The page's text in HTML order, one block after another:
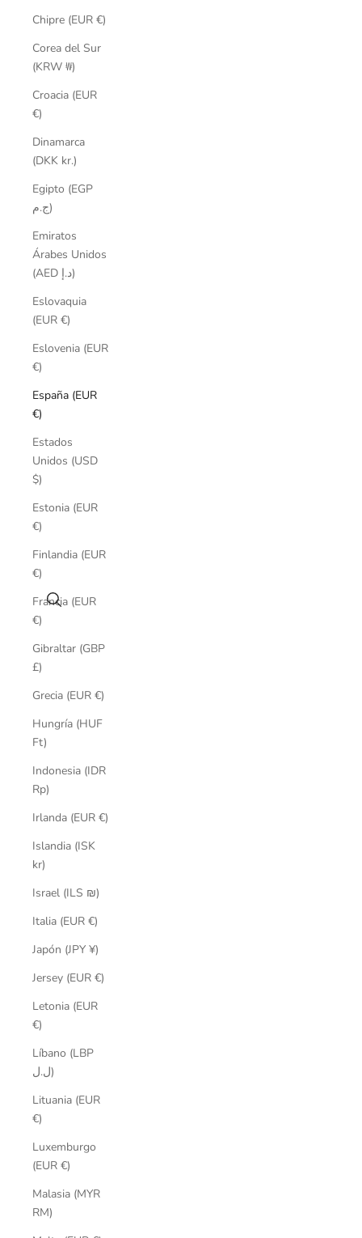
Buscar
Chipre (EUR €)
Corea del Sur
(KRW ₩)
Croacia (EUR
€)
Dinamarca
(DKK kr.)
Egipto (EGP
ج.م)
Emiratos
Árabes Unidos
(AED د.إ)
Eslovaquia
(EUR €)
Eslovenia (EUR
€)
España (EUR
€)
Estados
Unidos (USD
$)
Estonia (EUR
€)
Finlandia (EUR
€)
Francia (EUR
€)
Gibraltar (GBP
£)
Grecia (EUR €)
Hungría (HUF
Ft)
Indonesia (IDR
Rp)
Irlanda (EUR €)
Islandia (ISK
kr)
Israel (ILS ₪)
Italia (EUR €)
Japón (JPY ¥)
Jersey (EUR €)
Letonia (EUR
€)
Líbano (LBP
ل.ل)
Lituania (EUR
€)
Luxemburgo
(EUR €)
Malasia (MYR
RM)